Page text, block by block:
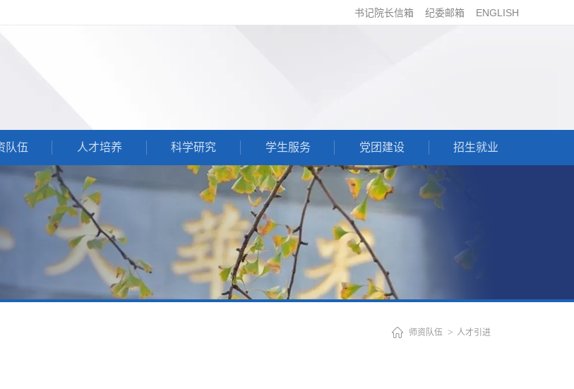
书记院长信箱 纪委邮箱 ENGLISH
队伍 人才培养 科学研究 学生服务 党团建设 招生就业
师资队伍 人才引进